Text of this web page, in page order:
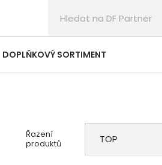
DOPLŇKOVÝ SORTIMENT
Řazení
produktů
TOP